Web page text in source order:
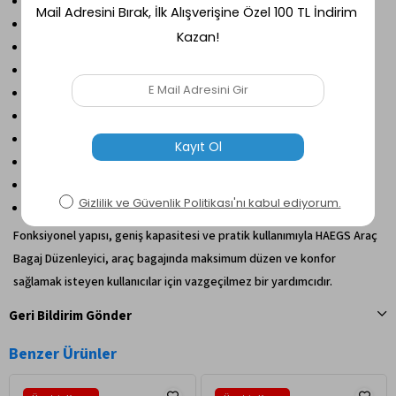
Dayanıklı ve sağlam malzeme yapısı
Katlanabilir ve yer tasarrufu sağlayan tasarım
Çok amaçlı kullanım imkânı
Yan cepler ve ekstra saklama alanları
Otomobil ve SUV araçlarla uyumlu kullanım
Kolay taşınabilir ergonomik tasarım
Günlük kullanım, seyahat, kamp ve alışveriş için ideal
Fonksiyonel yapısı, geniş kapasitesi ve pratik kullanımıyla HAEGS Araç
Bagaj Düzenleyici, araç bagajında maksimum düzen ve konfor
sağlamak isteyen kullanıcılar için vazgeçilmez bir yardımcıdır.
Geri Bildirim Gönder
Benzer Ürünler